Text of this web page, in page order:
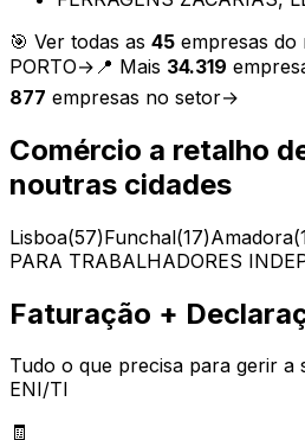
🎯 Ver todas as 45 empresas do
PORTO→ 📍 Mais 34.319
877 empresas no setor→
Comércio a retalho
noutras cidades
Lisboa(57)Funchal(17)Amadora(
PARA TRABALHADORES
Faturação +
Tudo o que precisa para gerir a
ENI/TI
🧾